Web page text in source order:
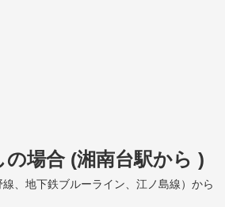
の場合 (湘南台駅から )
、地下鉄ブルーライン、江ノ島線）から